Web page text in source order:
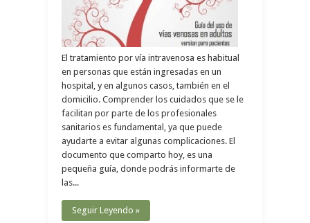
El tratamiento por vía intravenosa es habitual
en personas que están ingresadas en un
hospital, y en algunos casos, también en el
domicilio. Comprender los cuidados que se le
facilitan por parte de los profesionales
sanitarios es fundamental, ya que puede
ayudarte a evitar algunas complicaciones. El
documento que comparto hoy, es una
pequeña guía, donde podrás informarte de
las...
Seguir Leyendo »